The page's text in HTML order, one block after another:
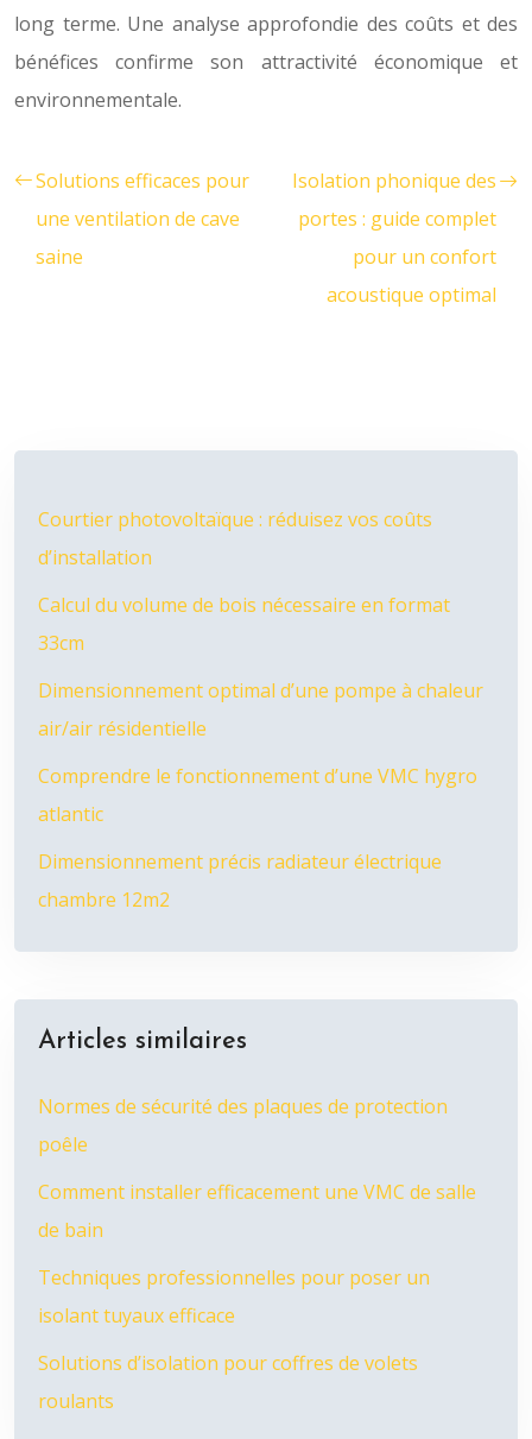
long terme. Une analyse approfondie des coûts et des
bénéfices confirme son attractivité économique et
environnementale.
Solutions efficaces pour
une ventilation de cave
saine
Isolation phonique des
portes : guide complet
pour un confort
acoustique optimal
Courtier photovoltaïque : réduisez vos coûts
d’installation
Calcul du volume de bois nécessaire en format
33cm
Dimensionnement optimal d’une pompe à chaleur
air/air résidentielle
Comprendre le fonctionnement d’une VMC hygro
atlantic
Dimensionnement précis radiateur électrique
chambre 12m2
Articles similaires
Normes de sécurité des plaques de protection
poêle
Comment installer efficacement une VMC de salle
de bain
Techniques professionnelles pour poser un
isolant tuyaux efficace
Solutions d’isolation pour coffres de volets
roulants